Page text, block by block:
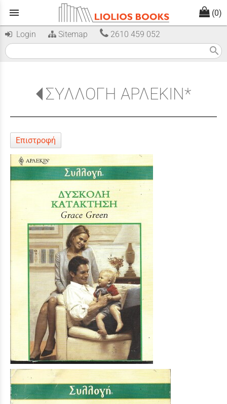
menu (0)
Login Sitemap 2610 459 052
search
ΣΥΛΛΟΓΗ ΑΡΛΕΚΙΝ*
Επιστροφή